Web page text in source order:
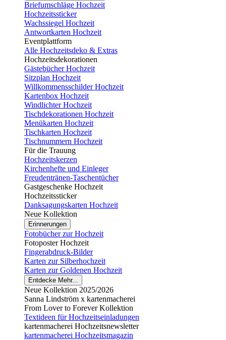
Briefumschläge Hochzeit
Hochzeitssticker
Wachssiegel Hochzeit
Antwortkarten Hochzeit
Eventplattform
Alle Hochzeitsdeko & Extras
Hochzeitsdekorationen
Gästebücher Hochzeit
Sitzplan Hochzeit
Willkommensschilder Hochzeit
Kartenbox Hochzeit
Windlichter Hochzeit
Tischdekorationen Hochzeit
Menükarten Hochzeit
Tischkarten Hochzeit
Tischnummern Hochzeit
Für die Trauung
Hochzeitskerzen
Kirchenhefte und Einleger
Freudentränen-Taschentücher
Gastgeschenke Hochzeit
Hochzeitssticker
Danksagungskarten Hochzeit
Neue Kollektion
Erinnerungen
Fotobücher zur Hochzeit
Fotoposter Hochzeit
Fingerabdruck-Bilder
Karten zur Silberhochzeit
Karten zur Goldenen Hochzeit
Entdecke Mehr...
Neue Kollektion 2025/2026
Sanna Lindström x kartenmacherei
From Lover to Forever Kollektion
Textideen für Hochzeitseinladungen
kartenmacherei Hochzeitsnewsletter
kartenmacherei Hochzeitsmagazin